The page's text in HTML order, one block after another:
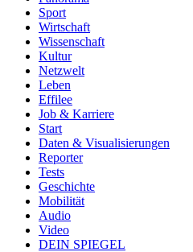
Sport
Wirtschaft
Wissenschaft
Kultur
Netzwelt
Leben
Effilee
Job & Karriere
Start
Daten & Visualisierungen
Reporter
Tests
Geschichte
Mobilität
Audio
Video
DEIN SPIEGEL